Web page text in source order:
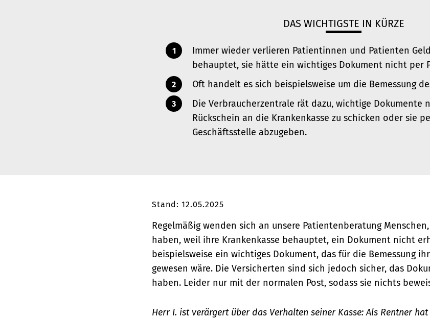
DAS WICHTIGSTE IN KÜRZE
Immer wieder verlieren Patientinnen und Patienten
behauptet, sie hätte ein wichtiges Dokument nicht per
Oft handelt es sich beispielsweise um die Bemessung
Die Verbraucherzentrale rät dazu, wichtige Dokumente
Rückschein an die Krankenkasse zu schicken oder sie
Geschäftsstelle abzugeben.
Stand: 12.05.2025
Regelmäßig wenden sich an unsere Patientenberatung
haben, weil ihre Krankenkasse behauptet, ein Dokument nicht
beispielsweise ein wichtiges Dokument, das für die Bemessung
gewesen wäre. Die Versicherten sind sich jedoch sicher, das
haben. Leider nur mit der normalen Post, sodass sie nichts
Herr I. ist verärgert über das Verhalten seiner Kasse: Als Rentner